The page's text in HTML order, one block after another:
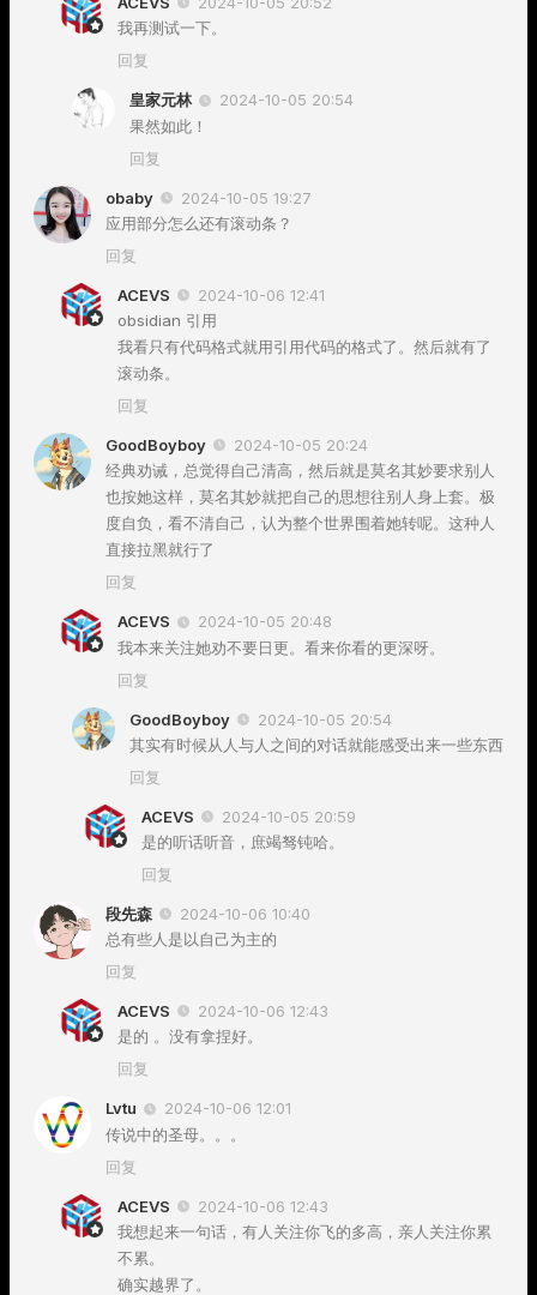
我再测试一下。
回复
皇家元林
2024-10-05 20:54
果然如此！
回复
obaby
2024-10-05 19:27
应用部分怎么还有滚动条？
回复
ACEVS
2024-10-06 12:41
obsidian 引用
我看只有代码格式就用引用代码的格式了。然后就有了
滚动条。
回复
GoodBoyboy
2024-10-05 20:24
经典劝诫，总觉得自己清高，然后就是莫名其妙要求别人
也按她这样，莫名其妙就把自己的思想往别人身上套。极
度自负，看不清自己，认为整个世界围着她转呢。这种人
直接拉黑就行了
回复
ACEVS
2024-10-05 20:48
我本来关注她劝不要日更。看来你看的更深呀。
回复
GoodBoyboy
2024-10-05 20:54
其实有时候从人与人之间的对话就能感受出来一些东西
回复
ACEVS
2024-10-05 20:59
是的听话听音，庶竭驽钝哈。
回复
段先森
2024-10-06 10:40
总有些人是以自己为主的
回复
ACEVS
2024-10-06 12:43
是的 。没有拿捏好。
回复
Lvtu
2024-10-06 12:01
传说中的圣母。。。
回复
ACEVS
2024-10-06 12:43
我想起来一句话，有人关注你飞的多高，亲人关注你累
不累。
确实越界了。